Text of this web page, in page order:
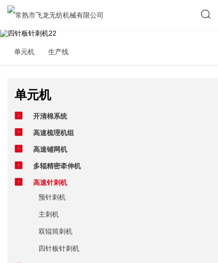
单元机 生产线
单元机
开清棉系统
高速梳理机组
高速铺网机
多辊精密牵伸机
高速针刺机
预针刺机
主刺机
双辊筒刺机
四针板针刺机